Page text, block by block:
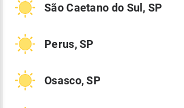
São Caetano do Sul, SP
Perus, SP
Osasco, SP